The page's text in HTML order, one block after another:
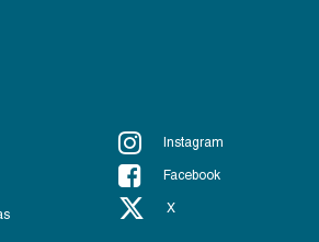
Instagram
Facebook
X